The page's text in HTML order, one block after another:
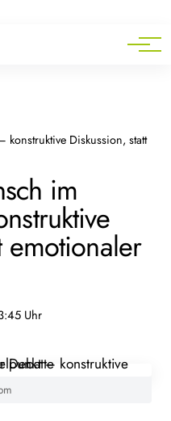
konstruktive Diskussion, statt
im
emotionaler
Uhr